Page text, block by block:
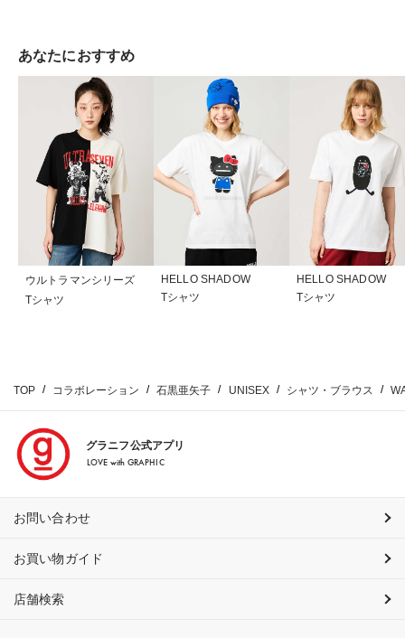
あなたにおすすめ
ウルトラマンシリーズ
Tシャツ
HELLO SHADOW
Tシャツ
HELLO SHADOW
Tシャツ
TOP コラボレーション 石黒亜矢子 UNISEX シャツ・ブラウス
グラニフ公式アプリ
LOVE with GRAPHIC
お問い合わせ
お買い物ガイド
店舗検索